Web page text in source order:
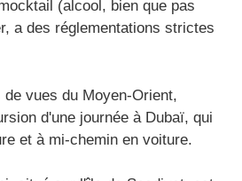
(alcool, bien que pas
a des réglementations strictes
vues du Moyen-Orient,
d'une journée à Dubaï, qui
et à mi-chemin en voiture.